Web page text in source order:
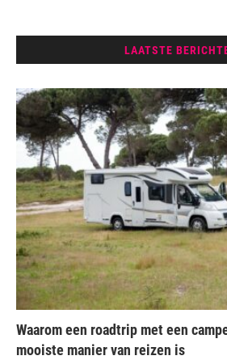
LAATSTE
Waarom een roadtrip met een
mooiste manier van reizen is